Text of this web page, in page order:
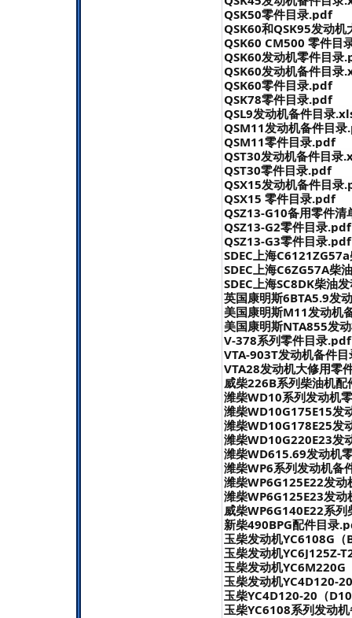
QSK50零件目录.pdf
QSK60和QSK95发动
QSK60 CM500 零件目
QSK60发动机零件目录
QSK60发动机备件目
QSK60零件目录.pdf
QSK78零件目录.pdf
QSL9发动机备件目录
QSM11发动机备件目
QSM11零件目录.pdf
QST30发动机备件目
QST30零件目录.pdf
QSX15发动机备件目录
QSX15 零件目录.pdf
QSZ13-G10备用零件
QSZ13-G2零件目录.pdf
QSZ13-G3零件目录.pdf
SDEC上海
SDEC上海C6ZG57A柴
SDEC上海SC8DK柴油
英国康明斯6BTA5.9发
美国康明斯M11发动机
美国康明斯NTA855发
V-378系列零件目录.pdf
VTA-903T发动机备件
VTA28发动机大修用零
威柴226B系列柴油机
潍柴WD10系列发动机
潍柴WD10G175E15发
潍柴WD10G178E25发
潍柴WD10G220E23发
潍柴WD615.69发动机
潍柴WP6系列发动机备
潍柴WP6G125E22发
潍柴WP6G125E23发
威柴WP6G140E22系
新柴490BPG配件目录
玉柴发动机YC6108G
玉柴发动机YC6J125Z-
玉柴发动机
玉柴发动机YC4D120-
玉柴YC4D120-20（
玉柴YC6108系列发动